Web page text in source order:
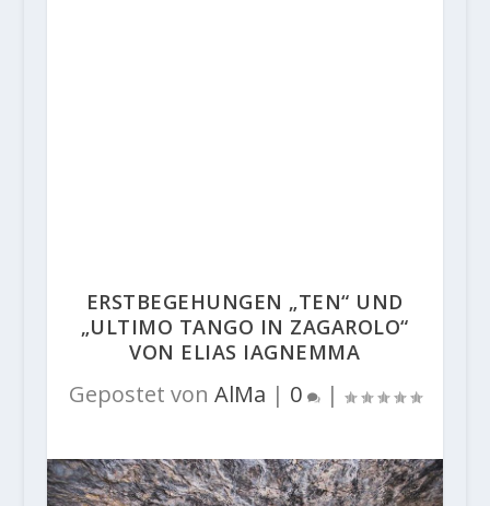
ERSTBEGEHUNGEN „TEN“ UND
„ULTIMO TANGO IN ZAGAROLO“
VON ELIAS IAGNEMMA
Gepostet von AlMa | 0 |